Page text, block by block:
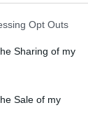
Opt Outs
Sharing of my
Sale of my